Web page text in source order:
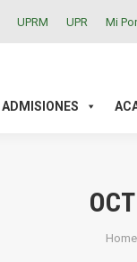
UPRM UPR Mi
ADMISIONES
You
Home